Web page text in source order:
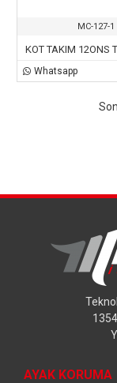
MC-127-1
Whatsapp
AYAK KORUMA